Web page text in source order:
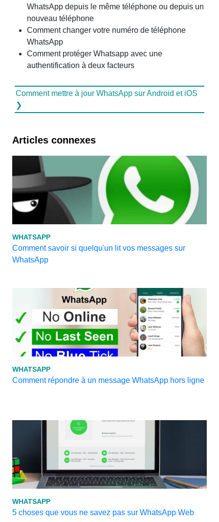
WhatsApp depuis le même téléphone ou depuis un
nouveau téléphone
Comment changer votre numéro de téléphone
WhatsApp
Comment protéger Whatsapp avec une
authentification à deux facteurs
Comment mettre à jour WhatsApp sur Android et iOS
❯
Articles connexes
WHATSAPP
Comment savoir si quelqu'un lit vos messages sur
WhatsApp
WHATSAPP
Comment répondre à un message WhatsApp hors ligne
WHATSAPP
5 choses que vous ne savez pas sur WhatsApp Web